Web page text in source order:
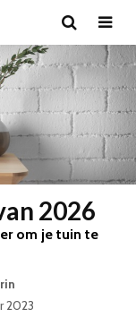
2026
om je tuin te
2023